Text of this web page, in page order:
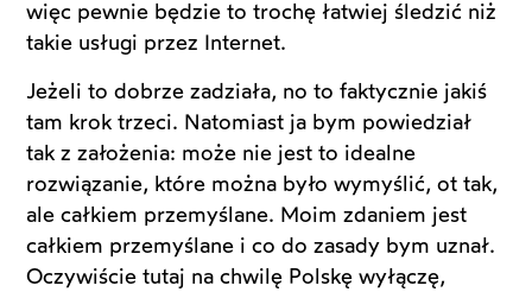
więc pewnie będzie to trochę łatwiej śledzić niż
takie usługi przez Internet.
Jeżeli to dobrze zadziała, no to faktycznie jakiś
tam krok trzeci. Natomiast ja bym powiedział
tak z założenia: może nie jest to idealne
rozwiązanie, które można było wymyślić, ot tak,
ale całkiem przemyślane. Moim zdaniem jest
całkiem przemyślane i co do zasady bym uznał.
Oczywiście tutaj na chwilę Polskę wyłączę,